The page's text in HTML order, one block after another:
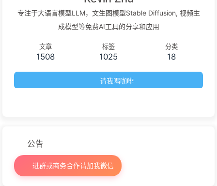
专注于大语言模型LLM，文生图模型Stable Diffusion, 视频生
成模型等免费AI工具的分享和应用
文章
1508
标签
1025
分类
18
请我喝咖啡
公告
进群或商务合作请加我微信